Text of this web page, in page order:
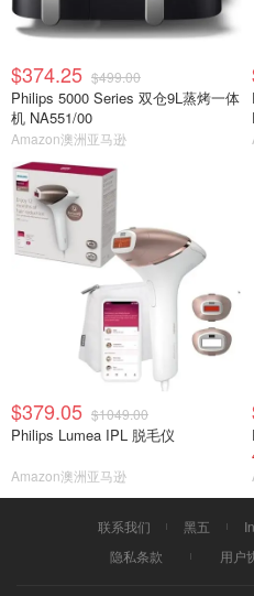
$374.25 $499.00
Philips 5000 Series 双仓9L蒸烤一体
机 NA551/00
Amazon澳洲亚马逊
$379.05 $1049.00
Philips Lumea IPL 脱毛仪
Amazon澳洲亚马逊
联系我们 黑五
隐私条款
用户